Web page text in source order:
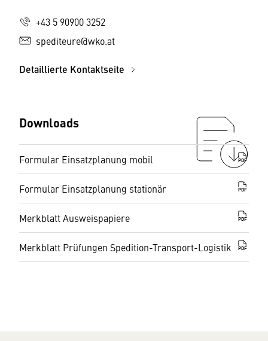
+43 5 90900 3252
spediteure@wko.at
Detaillierte Kontaktseite
Downloads
Formular Einsatzplanung mobil PDF
Formular Einsatzplanung stationär PDF
Merkblatt Ausweispapiere PDF
Merkblatt Prüfungen Spedition-Transport-Logistik PDF